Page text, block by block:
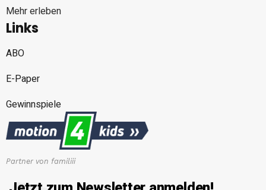
Mehr erleben
Links
ABO
E-Paper
Gewinnspiele
Partner von familiii